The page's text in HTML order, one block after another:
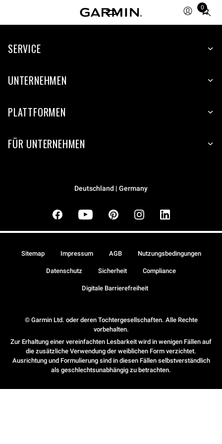
0
Total
SERVICE
UNTERNEHMEN
PLATTFORMEN
FÜR UNTERNEHMEN
Deutschland | Germany
© Garmin Ltd. oder deren Tochtergesellschaften. Alle Rechte
vorbehalten.
Zur Erhaltung einer vereinfachten Lesbarkeit wird in wenigen Fällen auf
die zusätzliche Verwendung der weiblichen Form verzichtet.
Ausrichtung und Formulierung sind in diesen Fällen selbstverständlich
als geschlechtsunabhängig zu betrachten.
Sitemap Impressum AGB Nutzungsbedingungen
Datenschutz Sicherheit Compliance
Digitale Barrierefreiheit